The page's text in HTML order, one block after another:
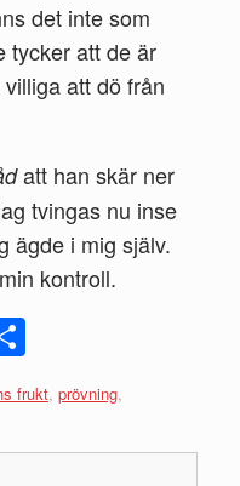
det inte som
tycker att de är
att dö från
att han skär ner
tvingas nu inse
ägde i mig själv.
kontroll.
frukt, prövning,